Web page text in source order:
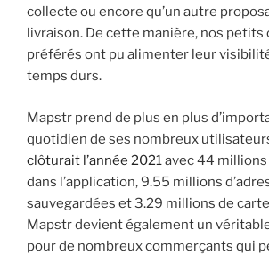
collecte ou encore qu’un autre
livraison. De cette manière, nos petits
préférés ont pu alimenter leur
temps durs.
Mapstr prend de plus en plus
quotidien de ses nombreux
clôturait l’année 2021avec 44
dans l’application, 9.55 millions
sauvegardées et 3.29 millions de
Mapstr devient également un
pour de nombreux commerçants qui